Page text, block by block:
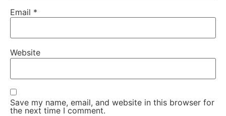
Email *
Website
Save my name, email, and website in this browser for
the next time I comment.